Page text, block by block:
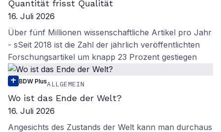
Quantität frisst Qualität
16. Juli 2026
Über fünf Millionen wissenschaftliche Artikel pro Jahr
- sSeit 2018 ist die Zahl der jährlich veröffentlichten
Forschungsartikel um knapp 23 Prozent gestiegen
BDW PlusALLGEMEIN
Wo ist das Ende der Welt?
16. Juli 2026
Angesichts des Zustands der Welt kann man durchaus